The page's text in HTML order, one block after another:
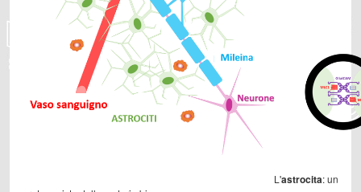
L'astrocita: un